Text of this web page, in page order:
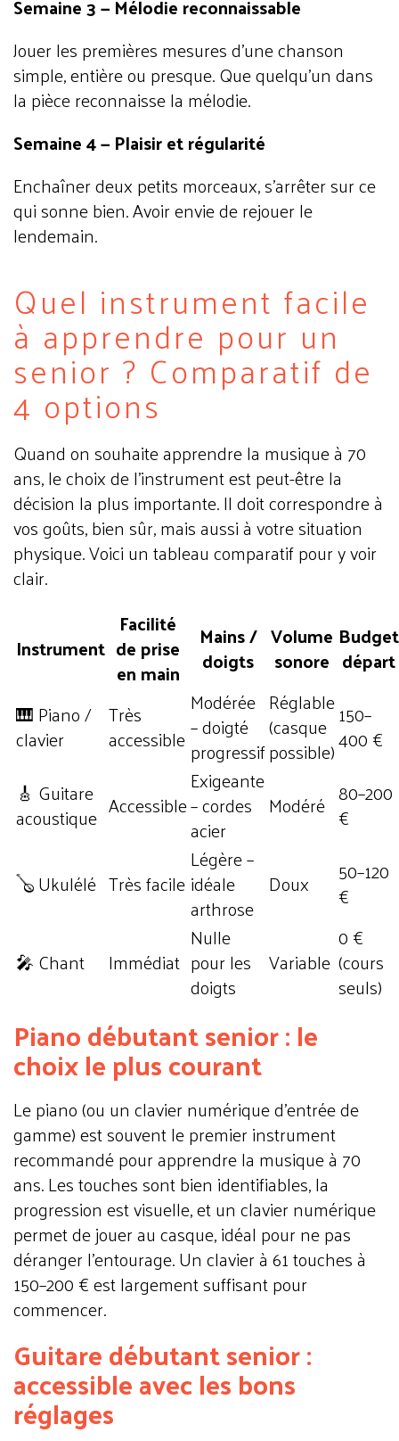
Semaine 3 — Mélodie reconnaissable
Jouer les premières mesures d'une chanson
simple, entière ou presque.Que quelqu'un dans
la pièce reconnaissela mélodie.
Semaine 4 — Plaisir et régularité
Enchaîner deux petits morceaux, s'arrêter sur ce
qui sonne bien.Avoir envie de rejouer le
lendemain.
Quel instrument facile
à apprendre pour un
senior ? Comparatif de
4 options
Quand on souhaite apprendre la musique à 70
ans, le choix de l'instrument est peut-être la
décision la plus importante. Il doit correspondre à
vos goûts, bien sûr, mais aussi à votre situation
physique. Voici un tableau comparatif pour y voir
clair.
Instrument
Facilité
de prise
en main
Mains /
doigts
Volume
sonore
Budget
départ
🎹 Piano /
clavier
Très
accessible
Modérée
– doigté
progressif
Réglable
(casque
possible)
150–
400 €
🎸 Guitare
acoustique Accessible
Exigeante
– cordes
acier
Modéré 80–200
€
🪕 Ukulélé Très facile
Légère –
idéale
arthrose
Doux 50–120
€
🎤 Chant Immédiat
Nulle
pour les
doigts
Variable
0 €
(cours
seuls)
Piano débutant senior : le
choix le plus courant
Le piano (ou un clavier numérique d'entrée de
gamme) est souvent le premier instrument
recommandé pour apprendre la musique à 70
ans. Les touches sont bien identifiables, la
progression est visuelle, et un clavier numérique
permet de jouer au casque, idéal pour ne pas
déranger l'entourage. Un clavier à 61 touches à
150–200 € est largement suffisant pour
commencer.
Guitare débutant senior :
accessible avec les bons
réglages